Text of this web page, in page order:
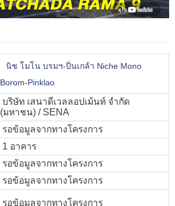
นิช โมโน บรมฯ-ปิ่นเกล้า Niche Mono
Borom-Pinklao
บริษัท เสนาดีเวลลอปเม้นท์ จำกัด
(มหาชน) / SENA
รอข้อมูลจากทางโครงการ
1 อาคาร
รอข้อมูลจากทางโครงการ
รอข้อมูลจากทางโครงการ
รอข้อมูลจากทางโครงการ